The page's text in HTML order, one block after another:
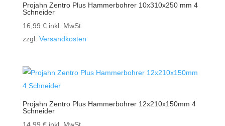
Projahn Zentro Plus Hammerbohrer 10x310x250 mm 4
Schneider
16,99 € inkl. MwSt.
zzgl. Versandkosten
Projahn Zentro Plus Hammerbohrer 12x210x150mm 4
Schneider